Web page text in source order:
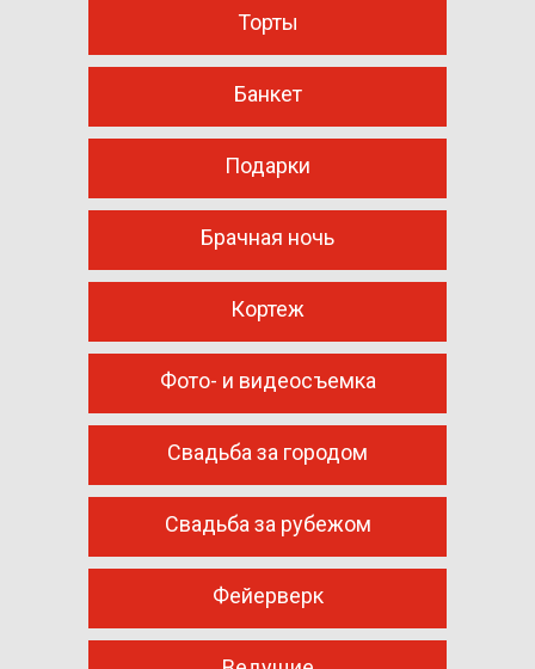
Торты
Банкет
Подарки
Брачная ночь
Кортеж
Фото- и видеосъемка
Свадьба за городом
Свадьба за рубежом
Фейерверк